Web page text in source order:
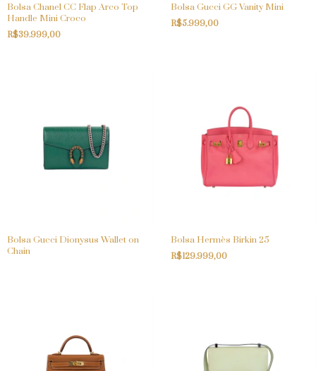
Bolsa Chanel CC Flap Arco Top
Handle Mini Croco
R$39.999,00
Bolsa Gucci GG Vanity Mini
R$5.999,00
Bolsa Gucci Dionysus Wallet on
Chain
Bolsa Hermès Birkin 25
R$129.999,00